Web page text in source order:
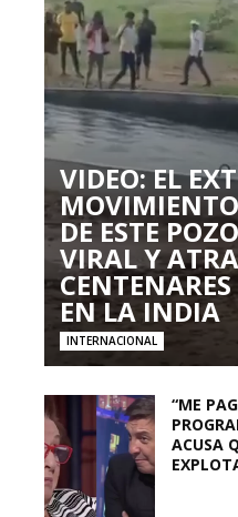
VIDEO: EL
DE ESTE
VIRAL Y
EN LA INDIA
INTERNACIONAL
“ME
ACUSA